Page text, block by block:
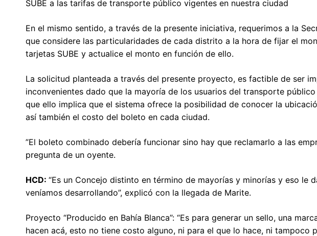
SUBE a las tarifas de transporte público vigentes en nuestra ciudad
En el mismo sentido, a través de la presente iniciativa, requerimos a la
que considere las particularidades de cada distrito a la hora de fijar el
tarjetas SUBE y actualice el monto en función de ello.
La solicitud planteada a través del presente proyecto, es factible de ser
inconvenientes dado que la mayoría de los usuarios del transporte
que ello implica que el sistema ofrece la posibilidad de conocer la
así también el costo del boleto en cada ciudad.
”El boleto combinado debería funcionar sino hay que reclamarlo a las
pregunta de un oyente.
HCD: “Es un Concejo distinto en término de mayorías y minorías y eso le
veníamos desarrollando”, explicó con la llegada de Marite.
Proyecto “Producido en Bahía Blanca”: “Es para generar un sello, una
hacen acá, esto no tiene costo alguno, ni para el que lo hace, ni tampoco